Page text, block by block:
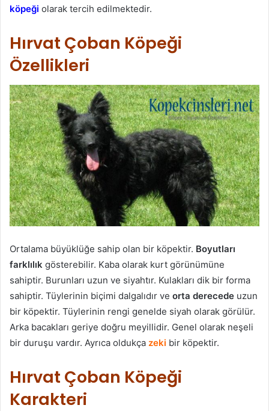
köpeği olarak tercih edilmektedir.
Hırvat Çoban Köpeği
Özellikleri
Ortalama büyüklüğe sahip olan bir köpektir. Boyutları
farklılık gösterebilir. Kaba olarak kurt görünümüne
sahiptir. Burunları uzun ve siyahtır. Kulakları dik bir forma
sahiptir. Tüylerinin biçimi dalgalıdır ve orta derecede uzun
bir köpektir. Tüylerinin rengi genelde siyah olarak görülür.
Arka bacakları geriye doğru meyillidir. Genel olarak neşeli
bir duruşu vardır. Ayrıca oldukça zeki bir köpektir.
Hırvat Çoban Köpeği
Karakteri